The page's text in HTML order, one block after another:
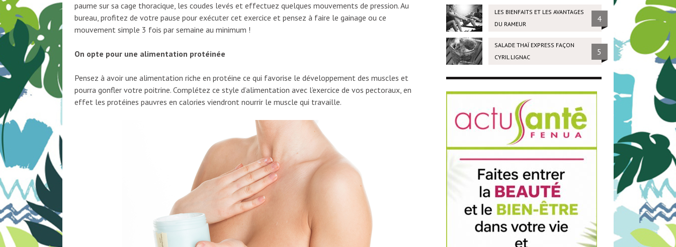
paume sur sa cage thoracique, les coudes levés et effectuez quelques mouvements de pression. Au
bureau, profitez de votre pause pour exécuter cet exercice et pensez à faire le gainage ou ce
mouvement simple 3 fois par semaine au minimum !
On opte pour une alimentation protéinée
Pensez à avoir une alimentation riche en protéine ce qui favorise le développement des muscles et
pourra gonfler votre poitrine. Complétez ce style d’alimentation avec l’exercice de vos pectoraux, en
effet les protéines pauvres en calories viendront nourrir le muscle qui travaille.
LES BIENFAITS ET LES AVANTAGES
DU RAMEUR
4
SALADE THAÏ EXPRESS FAÇON
CYRIL LIGNAC
5